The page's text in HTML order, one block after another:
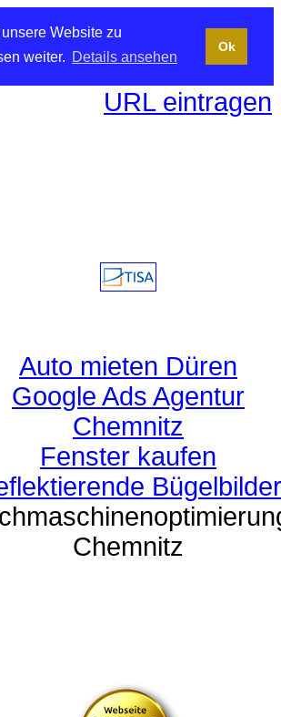
Website zu
weiter. Details ansehen
Ok
URL eintragen
Auto mieten Düren
Google Ads Agentur
Chemnitz
Fenster kaufen
Bügelbilder
Chemnitz